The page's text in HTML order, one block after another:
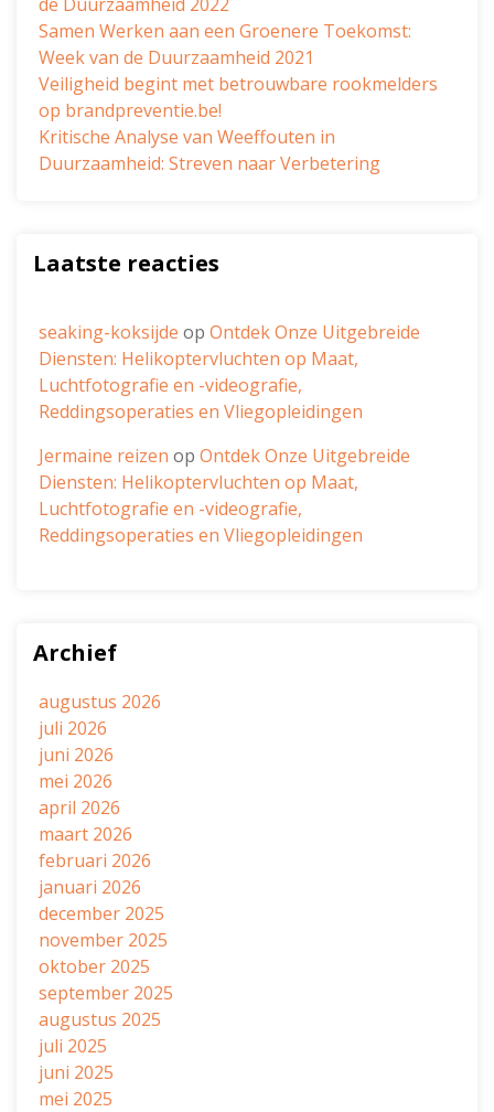
Samen Werken aan een Groenere Toekomst:
Week van de Duurzaamheid 2021
Veiligheid begint met betrouwbare rookmelders
op brandpreventie.be!
Kritische Analyse van Weeffouten in
Duurzaamheid: Streven naar Verbetering
Laatste reacties
seaking-koksijde op Ontdek Onze Uitgebreide
Diensten: Helikoptervluchten op Maat,
Luchtfotografie en -videografie,
Reddingsoperaties en Vliegopleidingen
Jermaine reizen op Ontdek Onze Uitgebreide
Diensten: Helikoptervluchten op Maat,
Luchtfotografie en -videografie,
Reddingsoperaties en Vliegopleidingen
Archief
augustus 2026
juli 2026
juni 2026
mei 2026
april 2026
maart 2026
februari 2026
januari 2026
december 2025
november 2025
oktober 2025
september 2025
augustus 2025
juli 2025
juni 2025
mei 2025